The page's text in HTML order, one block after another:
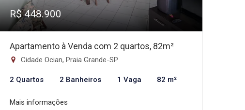
R$ 448.900
Apartamento à Venda com 2 quartos, 82m²
Cidade Ocian, Praia Grande-SP
2 Quartos 2 Banheiros 1 Vaga 82 m²
Mais informações